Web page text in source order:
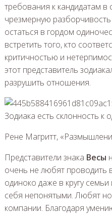
требования к кандидатам в
чрезмерную
остаться в гордом
встретить того, кто
критичностью и
этот представитель
разрушить отношения.
Рене Магритт,
Представители знака Весы
очень не любят
одиноко даже в кругу семьи
себя непонятыми. Любят
компании. Благодаря